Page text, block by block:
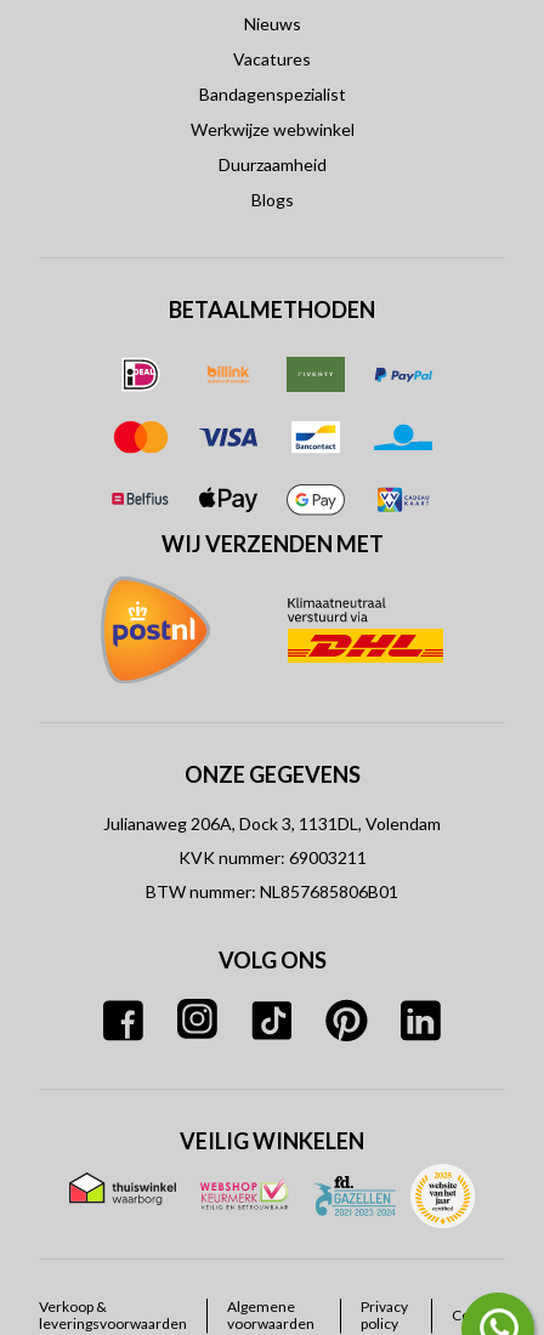
Nieuws
Vacatures
Bandagenspezialist
Werkwijze webwinkel
Duurzaamheid
Blogs
BETAALMETHODEN
WIJ VERZENDEN MET
ONZE GEGEVENS
Julianaweg 206A, Dock 3, 1131DL, Volendam
KVK nummer: 69003211
BTW nummer: NL857685806B01
VOLG ONS
Verkoop &
leveringsvoorwaarden
Algemene
voorwaarden
Privacy
policy
Cookies
VEILIG WINKELEN